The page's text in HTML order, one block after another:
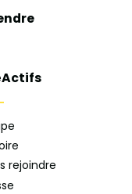
rejoindre